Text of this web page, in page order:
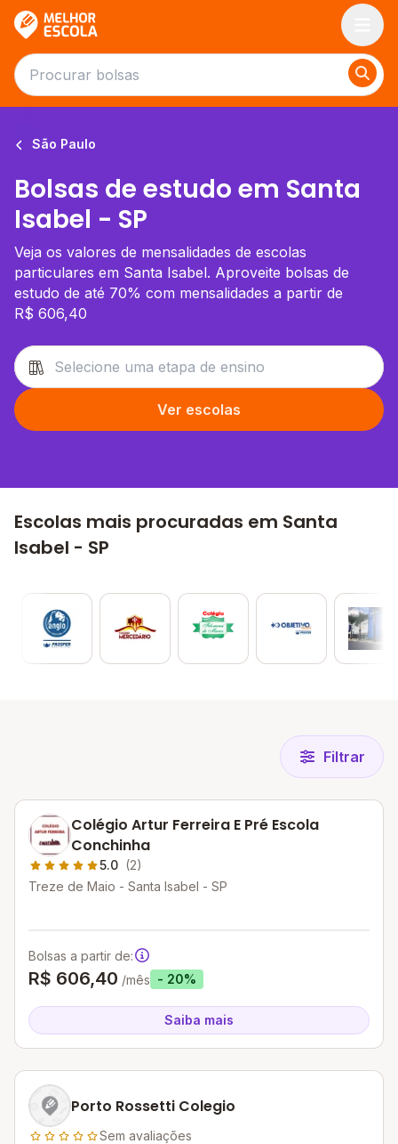
São Paulo
Bolsas de estudo em Santa
Isabel - SP
Veja os valores de mensalidades de escolas
particulares em Santa Isabel. Aproveite bolsas de
estudo de até 70% com mensalidades a partir de
R$ 606,40
Ver escolas
Escolas mais procuradas em Santa
Isabel - SP
Filtrar
Colégio Artur Ferreira E Pré Escola
Conchinha
5.0 (2)
Treze de Maio - Santa Isabel - SP
Bolsas a partir de:
R$ 606,40 /mês - 20%
Saiba mais
Porto Rossetti Colegio
Sem avaliações